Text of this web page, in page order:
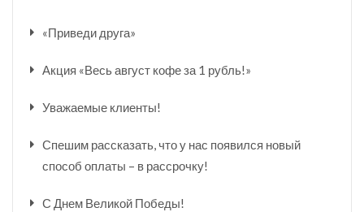
«Приведи друга»
Акция «Весь август кофе за 1 рубль!»
Уважаемые клиенты!
Спешим рассказать, что у нас появился новый
способ оплаты – в рассрочку!
С Днем Великой Победы!